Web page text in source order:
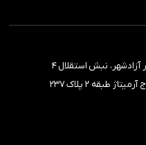
نبش استقلال ۴
طبقه ۲ پلاک ۲۳۷